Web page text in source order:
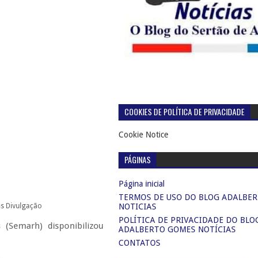
Divulgação
disponibilizou
COOKIES DE POLÍTICA DE PRIVACIDADE
Cookie Notice
PÁGINAS
Página inicial
TERMOS DE USO DO BLOG
NOTICIAS
POLÍTICA DE PRIVACIDADE DO
ADALBERTO GOMES NOTÍCIAS
CONTATOS